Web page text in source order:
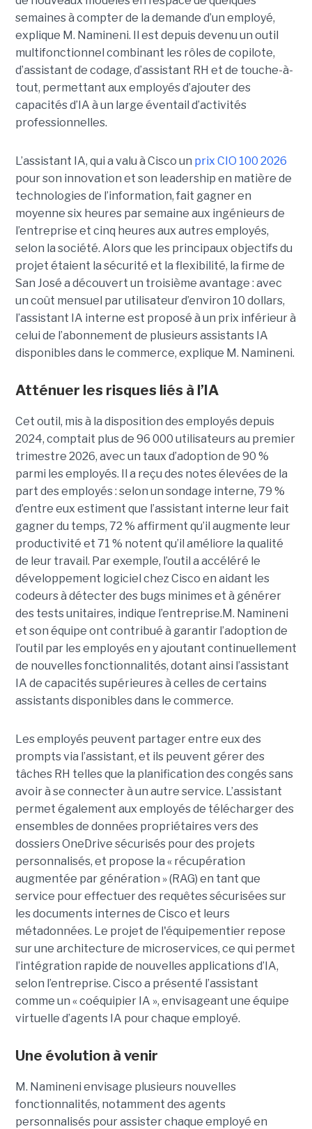
semaines à compter de la demande d’un employé,
explique M. Namineni. Il est depuis devenu un outil
multifonctionnel combinant les rôles de copilote,
d’assistant de codage, d’assistant RH et de touche-à-
tout, permettant aux employés d’ajouter des
capacités d’IA à un large éventail d’activités
professionnelles.
L’assistant IA, qui a valu à Cisco un prix CIO 100 2026
pour son innovation et son leadership en matière de
technologies de l’information, fait gagner en
moyenne six heures par semaine aux ingénieurs de
l’entreprise et cinq heures aux autres employés,
selon la société. Alors que les principaux objectifs du
projet étaient la sécurité et la flexibilité, la firme de
San José a découvert un troisième avantage : avec
un coût mensuel par utilisateur d’environ 10 dollars,
l’assistant IA interne est proposé à un prix inférieur à
celui de l’abonnement de plusieurs assistants IA
disponibles dans le commerce, explique M. Namineni.
Atténuer les risques liés à l’IA
Cet outil, mis à la disposition des employés depuis
2024, comptait plus de 96 000 utilisateurs au premier
trimestre 2026, avec un taux d’adoption de 90 %
parmi les employés. Il a reçu des notes élevées de la
part des employés : selon un sondage interne, 79 %
d’entre eux estiment que l’assistant interne leur fait
gagner du temps, 72 % affirment qu’il augmente leur
productivité et 71 % notent qu’il améliore la qualité
de leur travail. Par exemple, l’outil a accéléré le
développement logiciel chez Cisco en aidant les
codeurs à détecter des bugs minimes et à générer
des tests unitaires, indique l’entreprise.M. Namineni
et son équipe ont contribué à garantir l’adoption de
l’outil par les employés en y ajoutant continuellement
de nouvelles fonctionnalités, dotant ainsi l’assistant
IA de capacités supérieures à celles de certains
assistants disponibles dans le commerce.
Les employés peuvent partager entre eux des
prompts via l’assistant, et ils peuvent gérer des
tâches RH telles que la planification des congés sans
avoir à se connecter à un autre service. L’assistant
permet également aux employés de télécharger des
ensembles de données propriétaires vers des
dossiers OneDrive sécurisés pour des projets
personnalisés, et propose la « récupération
augmentée par génération » (RAG) en tant que
service pour effectuer des requêtes sécurisées sur
les documents internes de Cisco et leurs
métadonnées. Le projet de l'équipementier repose
sur une architecture de microservices, ce qui permet
l’intégration rapide de nouvelles applications d’IA,
selon l’entreprise. Cisco a présenté l’assistant
comme un « coéquipier IA », envisageant une équipe
virtuelle d’agents IA pour chaque employé.
Une évolution à venir
M. Namineni envisage plusieurs nouvelles
fonctionnalités, notamment des agents
personnalisés pour assister chaque employé en